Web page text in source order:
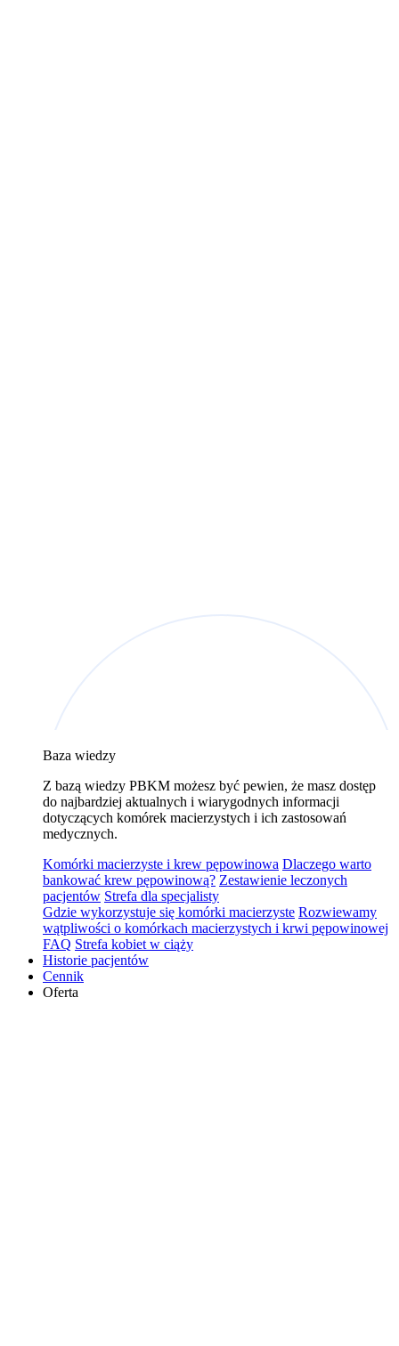
Baza wiedzy
Z bazą wiedzy PBKM możesz być pewien, że masz dostęp
do najbardziej aktualnych i wiarygodnych informacji
dotyczących komórek macierzystych i ich zastosowań
medycznych.
Komórki macierzyste i krew pępowinowa Dlaczego warto
bankować krew pępowinową? Zestawienie leczonych
pacjentów Strefa dla specjalisty
Gdzie wykorzystuje się komórki macierzyste Rozwiewamy
wątpliwości o komórkach macierzystych i krwi pępowinowej
FAQ Strefa kobiet w ciąży
Historie pacjentów
Cennik
Oferta